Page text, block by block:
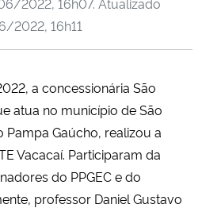
2022, 16h11
a concessionária São
atua no município de São
Gaúcho, realizou a​​
Vacacaí. ​​Participaram da
do PPGEC e do
professor Daniel Gustavo